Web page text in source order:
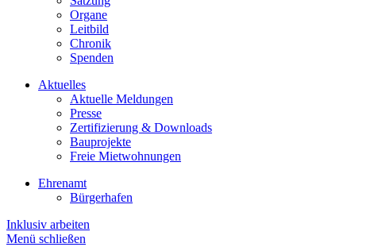
Organe
Leitbild
Chronik
Spenden
Aktuelles
Aktuelle Meldungen
Presse
Zertifizierung & Downloads
Bauprojekte
Freie Mietwohnungen
Ehrenamt
Bürgerhafen
Inklusiv arbeiten
Menü schließen